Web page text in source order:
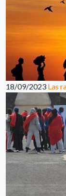
18/09/2023 Las